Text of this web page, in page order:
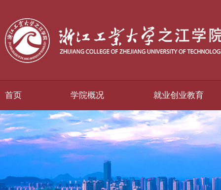
首页 学院概况 就业创业教育